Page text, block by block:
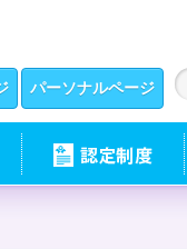
パーソナルページ